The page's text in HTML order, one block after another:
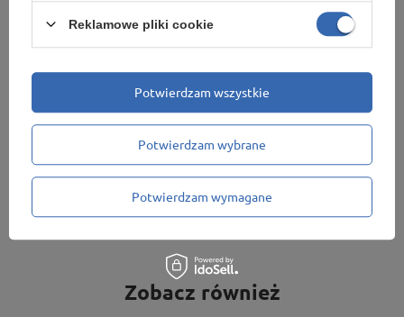
Gwarancja
2 LATA
Wszystkie nasze produkty są objęte pisemną, dwuletnią
gwarancją.
Zobacz również
Reklamowe pliki cookie
Potwierdzam wybrane
Potwierdzam wymagane
Potwierdzam wszystkie